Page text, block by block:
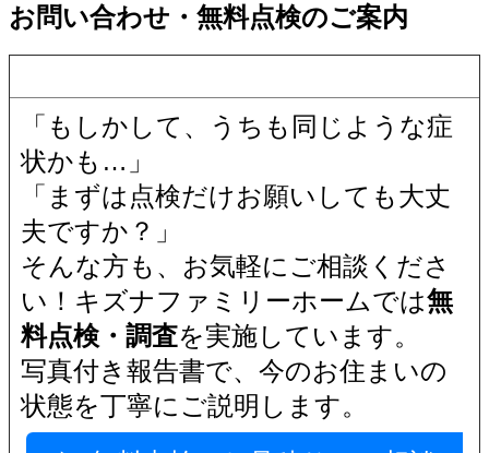
お問い合わせ・無料点検のご案内
「もしかして、うちも同じような症
状かも…」
「まずは点検だけお願いしても大丈
夫ですか？」
そんな方も、お気軽にご相談くださ
い！キズナファミリーホームでは無
料点検・調査を実施しています。
写真付き報告書で、今のお住まいの
状態を丁寧にご説明します。